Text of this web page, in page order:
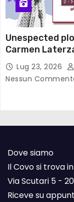
Unespected
Carmen
Lug 23, 2026
Nessun
Dove siamo
Il Covo si trova in
Via Scutari 5 -
Riceve su